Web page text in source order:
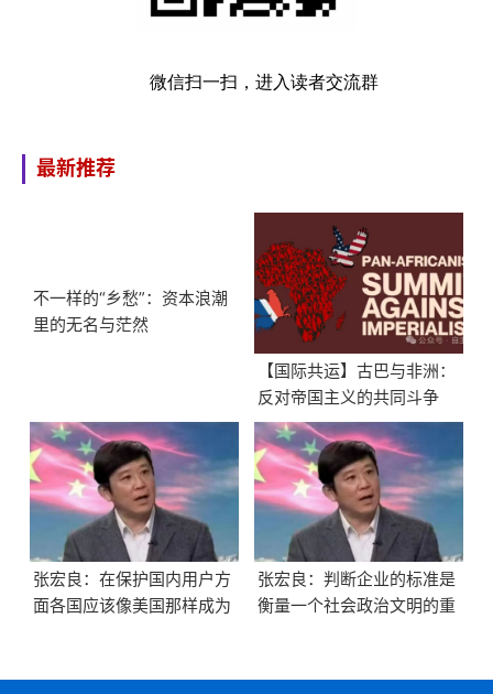
微信扫一扫，进入读者交流群
最新推荐
不一样的“乡愁”：资本浪潮
里的无名与茫然
【国际共运】古巴与非洲：
反对帝国主义的共同斗争
张宏良：在保护国内用户方
面各国应该像美国那样成为
张宏良：判断企业的标准是
衡量一个社会政治文明的重